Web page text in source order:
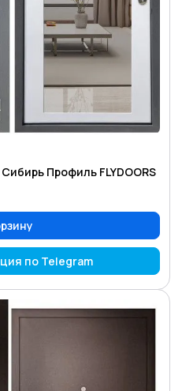
Профиль FLYDOORS
по Telegram